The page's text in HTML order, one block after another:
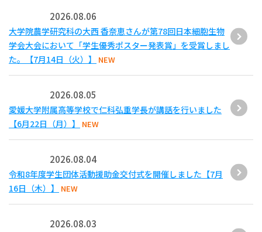
2026.08.06
大学院農学研究科の大西 香奈恵さんが第78回日本細胞生物
学会大会において「学生優秀ポスター発表賞」を受賞しまし
た。【7月14日（火）】
NEW
2026.08.05
愛媛大学附属高等学校で仁科弘重学長が講話を行いました
【6月22日（月）】
NEW
2026.08.04
令和8年度学生団体活動援助金交付式を開催しました【7月
16日（木）】
NEW
2026.08.03